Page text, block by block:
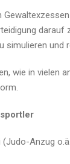
und
wie in
Anzug